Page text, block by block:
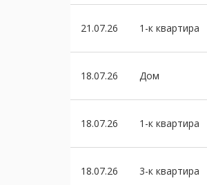
21.07.26 1-к квартира
18.07.26 Дом
18.07.26 1-к квартира
18.07.26 3-к квартира